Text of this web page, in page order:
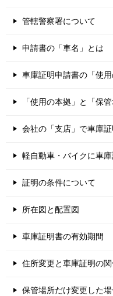
管轄警察署について
申請書の「車名」とは
車庫証明申請書の「使
「使用の本拠」と「保
会社の「支店」で車庫
軽自動車・バイクに車
証明の条件について
所在図と配置図
車庫証明書の有効期間
住所変更と車庫証明の
保管場所だけ変更した場